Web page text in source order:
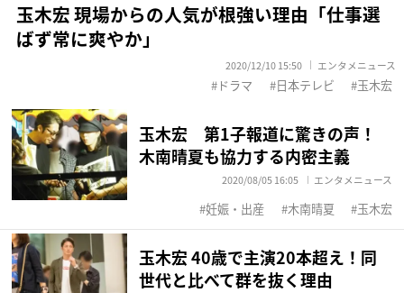
玉木宏 現場からの人気が根強い理由「仕事選
ばず常に爽やか」
2020/12/10 15:50 エンタメニュース
ドラマ 日本テレビ 玉木宏
玉木宏 第1子報道に驚きの声！
木南晴夏も協力する内密主義
2020/08/05 16:05 エンタメニュース
妊娠・出産 木南晴夏 玉木宏
玉木宏 40歳で主演20本超え！同
世代と比べて群を抜く理由